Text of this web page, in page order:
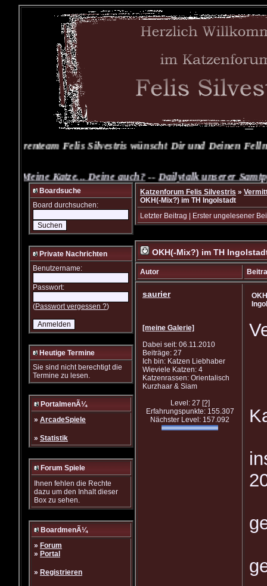
Felis Silvestris wünscht Dir und Deinen
Meine Katze... Deine auch?--Dailytalk unserer
Boardsuche
Board durchsuchen:
Private Nachrichten
Benutzername:
Passwort:
(Passwort vergessen ?)
Heutige Termine
Sie sind nicht berechtigt die
Termine zu lesen.
PortalmenÃ¼
» ArcadeSpiele
» Statistik
Forum Spiele
Ihnen fehlen die Rechte
dazu um den Inhalt dieser
Box zu sehen.
BoardmenÃ¼
» Forum
» Portal
» Registrieren
Katzenforum Felis Silvestris »
OKH(-Mix?) im TH Ingolstadt
Letzter Beitrag
Erster ungelesener
OKH(-Mix?) im TH
Autor
saurier
[meine Galerie]
Dabei seit: 06.11.2010
Beiträge: 27
Ich bin: Katzen Liebhaber
Wieviele Katzen: 4
Katzenrassen: Orientalisch
Kurzhaar & Siam
Level: 27 [?]
Erfahrungspunkte: 155.307
Nächster Level: 157.092